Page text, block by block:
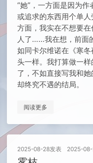
“她”，一方面是因为
或追求的东西用个单
方面，我实在不想要
人了……我在想，前面
如同卡尔维诺在《寒
头一样。我打算做一
了，不如直接写我和
却终究不遇的结局。
阅读更多
2025-08-28发表 2025-